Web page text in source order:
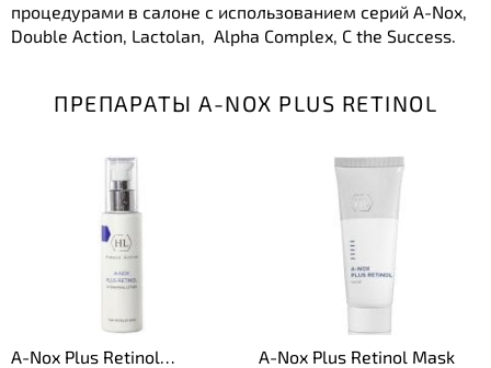
процедурами в салоне с использованием серий A-Nox,
Double Action, Lactolan, Alpha Complex, C the Success.
ПРЕПАРАТЫ A-NOX PLUS RETINOL
A-Nox Plus Retinol
A-Nox Plus Retinol Mask